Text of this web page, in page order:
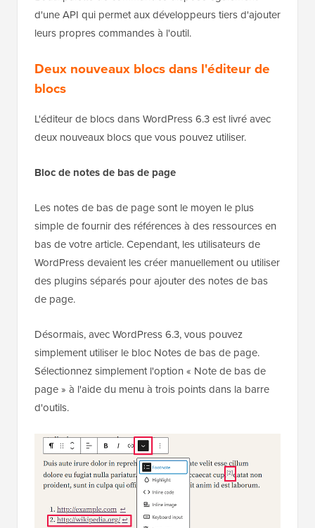
d'une API qui permet aux développeurs tiers d'ajouter
leurs propres commandes à l'outil.
Deux nouveaux blocs dans l'éditeur de
blocs
L'éditeur de blocs dans WordPress 6.3 est livré avec
deux nouveaux blocs que vous pouvez utiliser.
Bloc de notes de bas de page
Les notes de bas de page sont le moyen le plus
simple de fournir des références à des ressources en
bas de votre article. Cependant, les utilisateurs de
WordPress devaient les créer manuellement ou utiliser
des plugins séparés pour ajouter des notes de bas
de page.
Désormais, avec WordPress 6.3, vous pouvez
simplement utiliser le bloc Notes de bas de page.
Sélectionnez simplement l'option « Note de bas de
page » à l'aide du menu à trois points dans la barre
d'outils.